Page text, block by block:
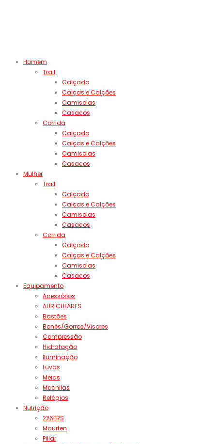
Homem
Trail
Calçado
Calças e Calções
Camisolas
Casacos
Corrida
Calçado
Calças e Calções
Camisolas
Casacos
Mulher
Trail
Calçado
Calças e Calções
Camisolas
Casacos
Corrida
Calçado
Calças e Calções
Camisolas
Casacos
Equipamento
Acessórios
AURICULARES
Bastões
Bonés/Gorros/Visores
Compressão
Hidratação
Iluminação
Luvas
Meias
Mochilas
Relógios
Nutrição
226ERS
Maurten
Pillar